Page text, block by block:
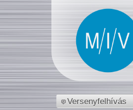
Versenyfelhívás